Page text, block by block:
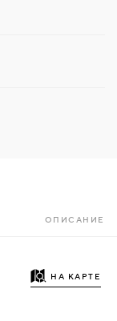
ОПИСАНИЕ
НА КАРТЕ